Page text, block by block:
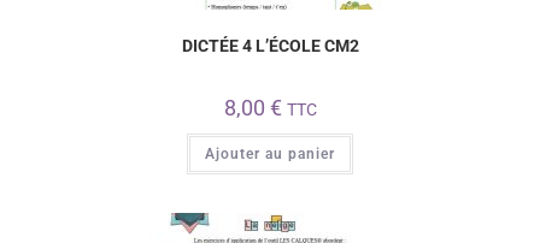
DICTÉE 4 L’ÉCOLE CM2
8,00 € TTC
Ajouter au panier